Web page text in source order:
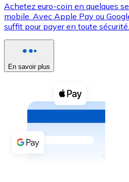
XRP
XRP
Voir toutes
Coupons crypto
Achetez des
Acheter avec espèces
Virement SEPA
Achetez euro-coin en quelques
mobile. Avec Apple Pay ou
suffit pour payer en toute sécurité.
En savoir plus